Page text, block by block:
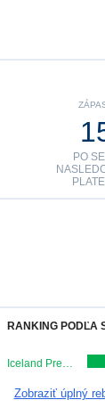
PO
RANKING PODĽA
Iceland Premier League
Zobraziť úplný